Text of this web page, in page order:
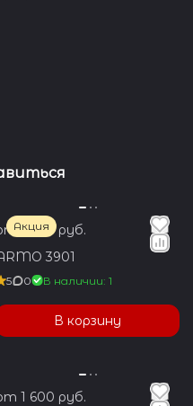
Акция
1 200 руб.
3901
5 0 В наличии: 1
В корзину
1 600 руб.